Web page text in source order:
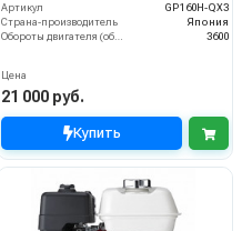
Артикул
GP160H-QX3
Страна-производитель
Япония
Обороты двигателя (об/мин)
3600
Цена
21 000 руб.
Купить